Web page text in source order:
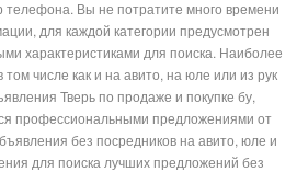
Вы не потратите много времени
для каждой категории предусмотрен
характеристиками для поиска. Наиболее
числе как и на авито, на юле или из рук
Тверь по продаже и покупке бу,
профессиональными предложениями от
без посредников на авито, юле и
для поиска лучших предложений без